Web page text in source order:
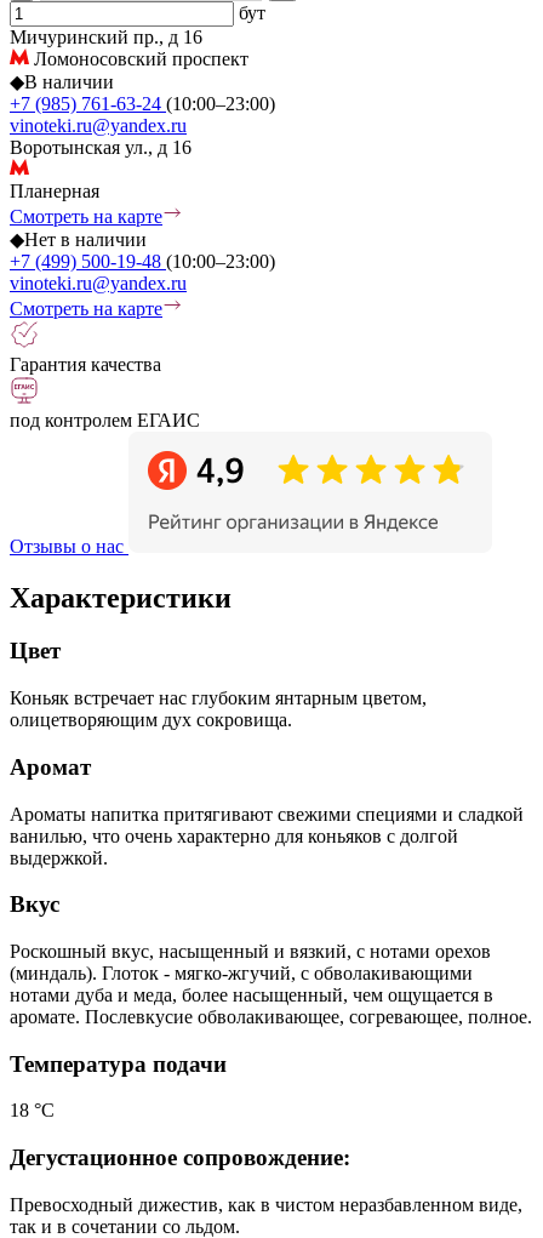
бут
Мичуринский пр., д 16
Ломоносовский проспект
◆В наличии
+7 (985) 761-63-24 (10:00–23:00)
vinoteki.ru@yandex.ru
Воротынская ул., д 16
Планерная
Смотреть на карте
◆Нет в наличии
+7 (499) 500-19-48 (10:00–23:00)
vinoteki.ru@yandex.ru
Смотреть на карте
Гарантия качества
под контролем ЕГАИС
Отзывы о нас
Характеристики
Цвет
Коньяк встречает нас глубоким янтарным цветом,
олицетворяющим дух сокровища.
Аромат
Ароматы напитка притягивают свежими специями и сладкой
ванилью, что очень характерно для коньяков с долгой
выдержкой.
Вкус
Роскошный вкус, насыщенный и вязкий, с нотами орехов
(миндаль). Глоток - мягко-жгучий, с обволакивающими
нотами дуба и меда, более насыщенный, чем ощущается в
аромате. Послевкусие обволакивающее, согревающее, полное.
Температура подачи
18 °С
Дегустационное сопровождение:
Превосходный дижестив, как в чистом неразбавленном виде,
так и в сочетании со льдом.